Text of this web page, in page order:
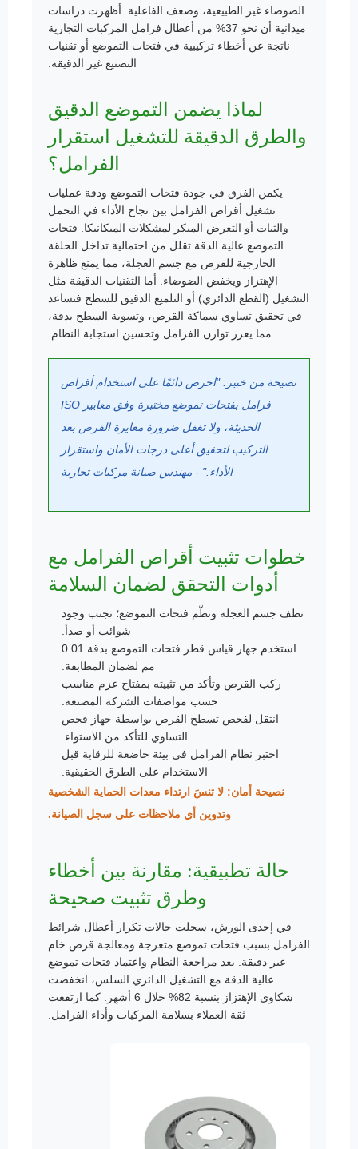
الضوضاء غير الطبيعية، وضعف الفاعلية. أظهرت دراسات
ميدانية أن نحو 37% من أعطال فرامل المركبات التجارية
ناتجة عن أخطاء تركيبية في فتحات التموضع أو تقنيات
التصنيع غير الدقيقة.
لماذا يضمن التموضع الدقيق
والطرق الدقيقة للتشغيل استقرار
الفرامل؟
يكمن الفرق في جودة فتحات التموضع ودقة عمليات
تشغيل أقراص الفرامل بين نجاح الأداء في التحمل
والثبات أو التعرض المبكر لمشكلات الميكانيكا. فتحات
التموضع عالية الدقة تقلل من احتمالية تداخل الحلقة
الخارجية للقرص مع جسم العجلة، مما يمنع ظاهرة
الإهتزاز ويخفض الضوضاء. أما التقنيات الدقيقة مثل
التشغيل (القطع الدائري) أو التلميع الدقيق للسطح فتساعد
في تحقيق تساوي سماكة القرص، وتسوية السطح بدقة،
مما يعزز توازن الفرامل وتحسين استجابة النظام.
نصيحة من خبير: "احرص دائمًا على استخدام أقراص
فرامل بفتحات تموضع مختبرة وفق معايير ISO
الحديثة، ولا تغفل ضرورة معايرة القرص بعد
التركيب لتحقيق أعلى درجات الأمان واستقرار
الأداء." - مهندس صيانة مركبات تجارية
خطوات تثبيت أقراص الفرامل مع
أدوات التحقق لضمان السلامة
نظف جسم العجلة ونظّم فتحات التموضع؛ تجنب وجود
شوائب أو صدأ.
استخدم جهاز قياس قطر فتحات التموضع بدقة 0.01
مم لضمان المطابقة.
ركب القرص وتأكد من تثبيته بمفتاح عزم مناسب
حسب مواصفات الشركة المصنعة.
انتقل لفحص تسطح القرص بواسطة جهاز فحص
التساوي للتأكد من الاستواء.
اختبر نظام الفرامل في بيئة خاضعة للرقابة قبل
الاستخدام على الطرق الحقيقية.
نصيحة أمان: لا تنسَ ارتداء معدات الحماية الشخصية
وتدوين أي ملاحظات على سجل الصيانة.
حالة تطبيقية: مقارنة بين أخطاء
وطرق تثبيت صحيحة
في إحدى الورش، سجلت حالات تكرار أعطال شرائط
الفرامل بسبب فتحات تموضع متعرجة ومعالجة قرص خام
غير دقيقة. بعد مراجعة النظام واعتماد فتحات تموضع
عالية الدقة مع التشغيل الدائري السلس، انخفضت
شكاوى الإهتزاز بنسبة 82% خلال 6 أشهر. كما ارتفعت
ثقة العملاء بسلامة المركبات وأداء الفرامل.